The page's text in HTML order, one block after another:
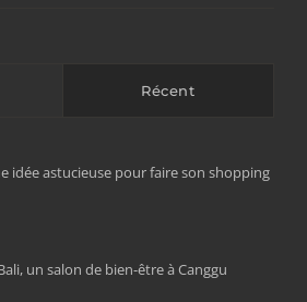
Récent
idée astucieuse pour faire son shopping
un salon de bien-être à Canggu